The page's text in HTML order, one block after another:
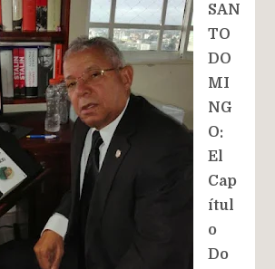
SAN
TO
DO
MI
NG
O:
El
Cap
ítul
o
Do